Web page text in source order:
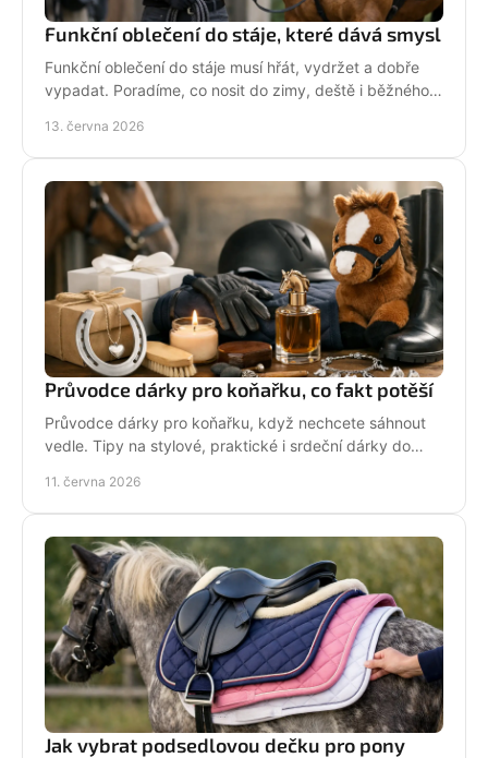
Funkční oblečení do stáje, které dává smysl
Funkční oblečení do stáje musí hřát, vydržet a dobře
vypadat. Poradíme, co nosit do zimy, deště i běžného
13. června 2026
Průvodce dárky pro koňařku, co fakt potěší
Průvodce dárky pro koňařku, když nechcete sáhnout
vedle. Tipy na stylové, praktické i srdeční dárky do
11. června 2026
Jak vybrat podsedlovou dečku pro pony